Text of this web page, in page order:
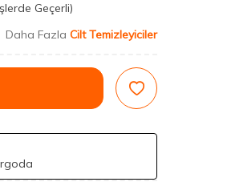
Geçerli)
Daha Fazla Cilt Temizleyiciler